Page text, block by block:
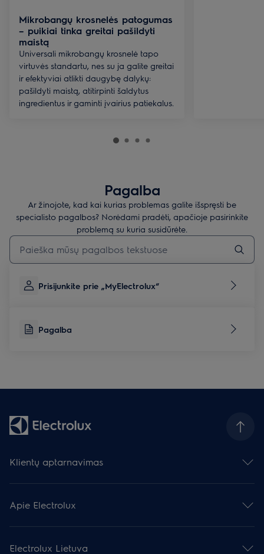
Mikrobangų krosnelės patogumas
– puikiai tinka greitai pašildyti
maistą
Universali mikrobangų krosnelė tapo
virtuvės standartu, nes su ja galite greitai
ir efektyviai atlikti daugybę dalykų:
pašildyti maistą, atitirpinti šaldytus
ingredientus ir gaminti įvairius patiekalus.
Pagalba
Ar žinojote, kad kai kurias problemas galite išspręsti be
specialisto pagalbos? Norėdami pradėti, apačioje pasirinkite
problemą su kuria susidūrėte.
Įveskite tekstą, jei norite ieškoti pagalbinių straipsnių
Prisijunkite prie „MyElectrolux“
Pagalba
Klientų aptarnavimas
Palikite atsiliepimą
Prietaisų remontas
Pagalba
Atsisiųsti vadovus
Apie Electrolux
Spauda ir naujienos
Electrolux Lietuva